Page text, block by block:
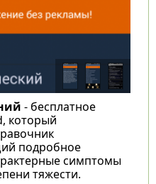
- бесплатное
который
подробное
симптомы
тяжести.